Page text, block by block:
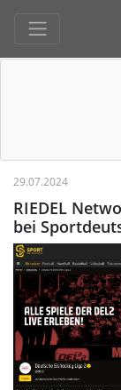
29.07.2024
RIEDEL
bei